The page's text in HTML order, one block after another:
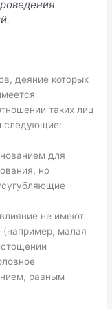
деяние которых
таких лиц
следующие:
для
но
не имеют.
(например, малая
равным